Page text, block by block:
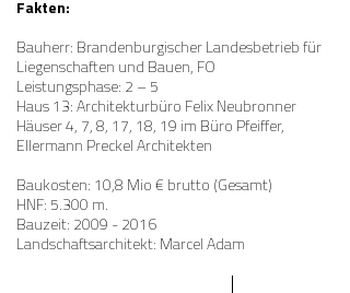
Fakten:
Bauherr: Brandenburgischer Landesbetrieb für
Liegenschaften und Bauen, FO
Leistungsphase: 2 – 5
Haus 13: Architekturbüro Felix Neubronner
Häuser 4, 7, 8, 17, 18, 19 im Büro Pfeiffer,
Ellermann Preckel Architekten
Baukosten: 10,8 Mio € brutto (Gesamt)
HNF: 5.300 m.
Bauzeit: 2009 - 2016
Landschaftsarchitekt: Marcel Adam